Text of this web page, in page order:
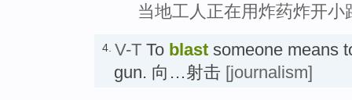
当地工人正在用炸药炸开
4. V-T To blast someone means
gun. 向…射击 [journalism]